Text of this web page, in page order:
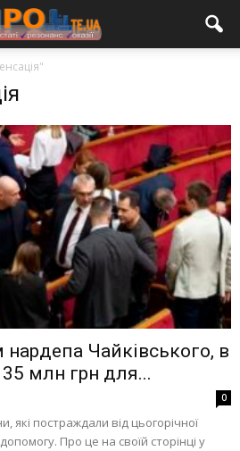
Чайківського, в
млн грн для...
0
постраждали від цьогорічної
Про це на своїй сторінці у